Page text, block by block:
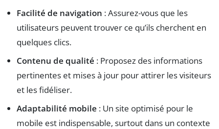
Facilité de navigation : Assurez-vous que les
utilisateurs peuvent trouver ce qu’ils cherchent en
quelques clics.
Contenu de qualité : Proposez des informations
pertinentes et mises à jour pour attirer les visiteurs
et les fidéliser.
Adaptabilité mobile : Un site optimisé pour le
mobile est indispensable, surtout dans un contexte